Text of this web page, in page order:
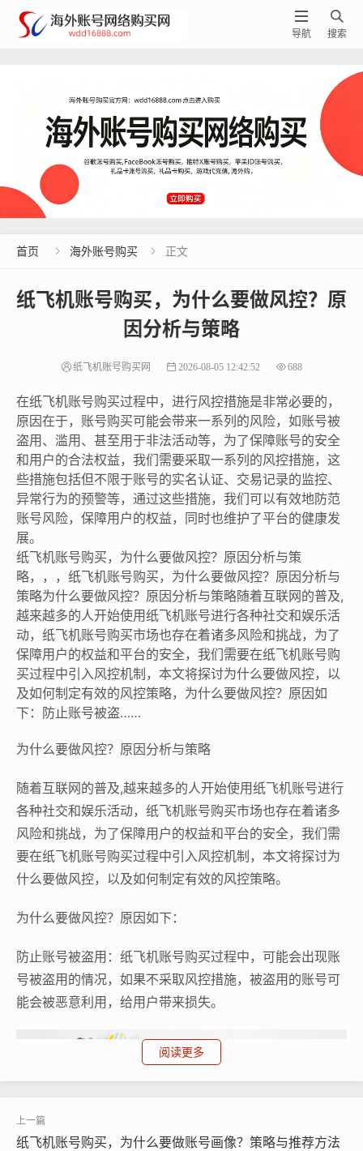

搜索

导航
首页  海外账号购买  正文
纸飞机账号购买，为什么要做风控？原
因分析与策略
纸飞机账号购买网 2026-08-05 12:42:52 688
在纸飞机账号购买过程中，进行风控措施是非常必要的，
原因在于，账号购买可能会带来一系列的风险，如账号被
盗用、滥用、甚至用于非法活动等，为了保障账号的安全
和用户的合法权益，我们需要采取一系列的风控措施，这
些措施包括但不限于账号的实名认证、交易记录的监控、
异常行为的预警等，通过这些措施，我们可以有效地防范
账号风险，保障用户的权益，同时也维护了平台的健康发
展。
纸飞机账号购买，为什么要做风控？原因分析与策
略，，，纸飞机账号购买，为什么要做风控？原因分析与
策略为什么要做风控？原因分析与策略随着互联网的普及,
越来越多的人开始使用纸飞机账号进行各种社交和娱乐活
动，纸飞机账号购买市场也存在着诸多风险和挑战，为了
保障用户的权益和平台的安全，我们需要在纸飞机账号购
买过程中引入风控机制，本文将探讨为什么要做风控，以
及如何制定有效的风控策略，为什么要做风控？原因如
下：防止账号被盗……
为什么要做风控？原因分析与策略
随着互联网的普及,越来越多的人开始使用纸飞机账号进行
各种社交和娱乐活动，纸飞机账号购买市场也存在着诸多
风险和挑战，为了保障用户的权益和平台的安全，我们需
要在纸飞机账号购买过程中引入风控机制，本文将探讨为
什么要做风控，以及如何制定有效的风控策略。
为什么要做风控？原因如下：
防止账号被盗用：纸飞机账号购买过程中，可能会出现账
号被盗用的情况，如果不采取风控措施，被盗用的账号可
能会被恶意利用，给用户带来损失。
阅读更多
纸飞机账号购买，为什么要做账号画像？策略与推荐方法